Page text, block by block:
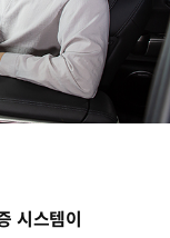
시스템이